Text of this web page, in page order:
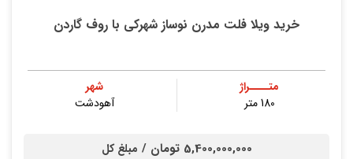
خريد ویلا فلت مدرن نوساز شهركي با روف گاردن
متــــراژ
180 متر
شهر
آهودشت
5,400,000,000 تومان / مبلغ کل